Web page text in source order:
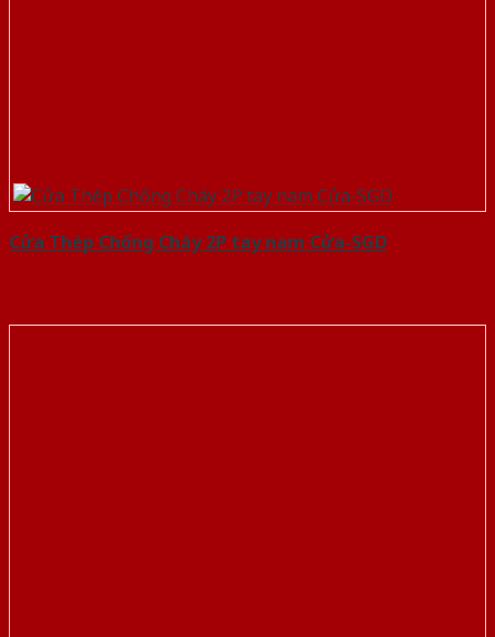
Cửa Thép Chống Cháy 2P tay nam Cửa-SGD